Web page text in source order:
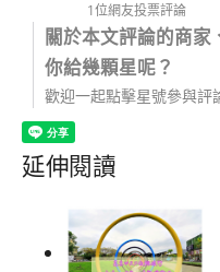
1位網友投票評論
關於本文評論的商家
你給幾顆星呢？
歡迎一起點擊星號參與評
延伸閱讀